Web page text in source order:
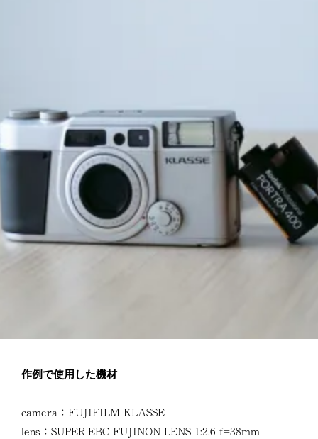
作例で使用した機材
camera：FUJIFILM KLASSE
lens：SUPER-EBC FUJINON LENS 1:2.6 f=38mm